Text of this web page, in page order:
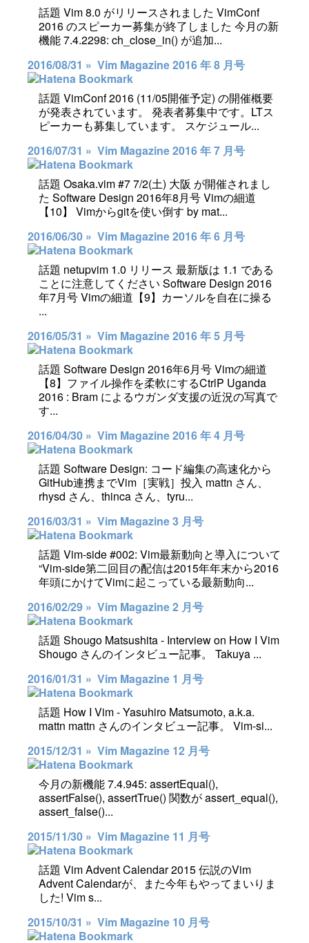
話題 Vim 8.0 がリリースされました VimConf
2016 のスピーカー募集が終了しました 今月の新
機能 7.4.2298: ch_close_in() が追加...
2016/08/31 » Vim Magazine 2016 年 8 月号
話題 VimConf 2016 (11/05開催予定) の開催概要
が発表されています。 発表者募集中です。LTス
ピーカーも募集しています。 スケジュール...
2016/07/31 » Vim Magazine 2016 年 7 月号
話題 Osaka.vim #7 7/2(土) 大阪 が開催されまし
た Software Design 2016年8月号 Vimの細道
【10】 Vimからgitを使い倒す by mat...
2016/06/30 » Vim Magazine 2016 年 6 月号
話題 netupvim 1.0 リリース 最新版は 1.1 である
ことに注意してください Software Design 2016
年7月号 Vimの細道【9】カーソルを自在に操る
...
2016/05/31 » Vim Magazine 2016 年 5 月号
話題 Software Design 2016年6月号 Vimの細道
【8】ファイル操作を柔軟にするCtrlP Uganda
2016 : Bram によるウガンダ支援の近況の写真で
す...
2016/04/30 » Vim Magazine 2016 年 4 月号
話題 Software Design: コード編集の高速化から
GitHub連携までVim［実戦］投入 mattn さん、
rhysd さん、thinca さん、tyru...
2016/03/31 » Vim Magazine 3 月号
話題 Vim-side #002: Vim最新動向と導入について
“Vim-side第二回目の配信は2015年年末から2016
年頭にかけてVimに起こっている最新動向...
2016/02/29 » Vim Magazine 2 月号
話題 Shougo Matsushita - Interview on How I Vim
Shougo さんのインタビュー記事。 Takuya ...
2016/01/31 » Vim Magazine 1 月号
話題 How I Vim - Yasuhiro Matsumoto, a.k.a.
mattn mattn さんのインタビュー記事。 Vim-si...
2015/12/31 » Vim Magazine 12 月号
今月の新機能 7.4.945: assertEqual(),
assertFalse(), assertTrue() 関数が assert_equal(),
assert_false()...
2015/11/30 » Vim Magazine 11 月号
話題 Vim Advent Calendar 2015 伝説のVim
Advent Calendarが、また今年もやってまいりま
した! Vim s...
2015/10/31 » Vim Magazine 10 月号